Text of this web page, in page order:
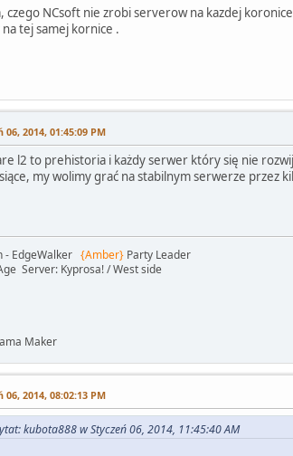
czego NCsoft nie zrobi serverow na kazdej
na tej samej kornice .
06, 2014, 01:45:09 PM
l2 to prehistoria i każdy serwer który się nie
my wolimy grać na stabilnym serwerze przez
- EdgeWalker {Amber} Party Leader
Server: Kyprosa! / West side
Maker
06, 2014, 08:02:13 PM
kubota888 w Styczeń 06, 2014, 11:45:40 AM